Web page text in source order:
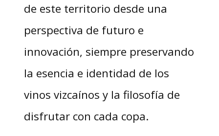
de este territorio desde una
perspectiva de futuro e
innovación, siempre preservando
la esencia e identidad de los
vinos vizcaínos y la filosofía de
disfrutar con cada copa.